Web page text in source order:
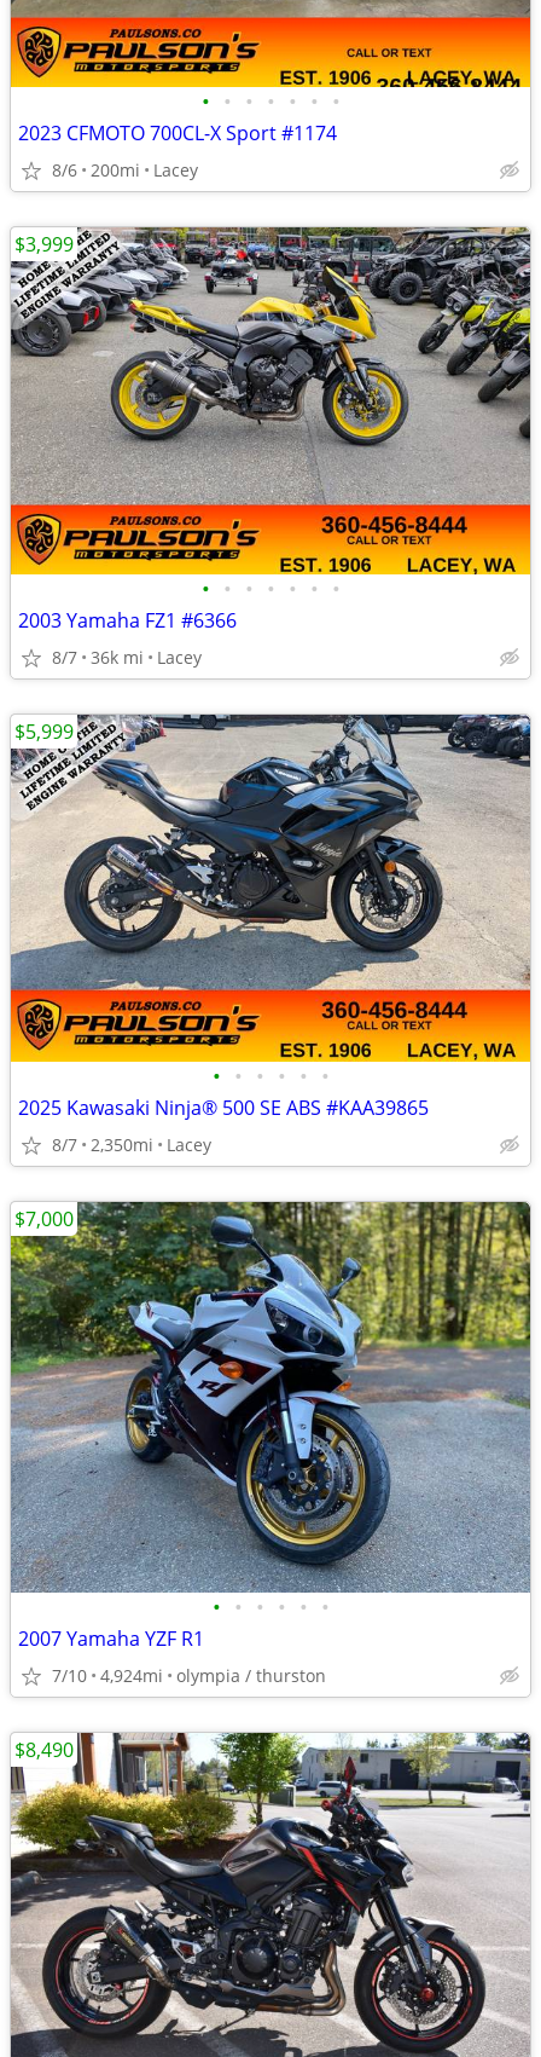
• • • • • • •
2023 CFMOTO 700CL-X Sport #1174
8/6 200mi Lacey
• • • • • • •
2003 Yamaha FZ1 #6366
8/7 36k mi Lacey
$3,999
• • • • • •
2025 Kawasaki Ninja® 500 SE ABS #KAA39865
8/7 2,350mi Lacey
$5,999
• • • • • •
2007 Yamaha YZF R1
7/10 4,924mi olympia / thurston
$7,000
$8,490